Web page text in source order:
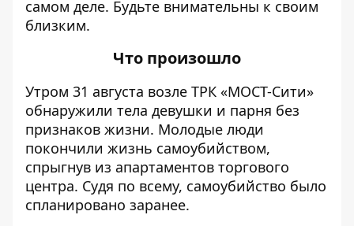
самом деле. Будьте внимательны к своим
близким.
Что произошло
Утром 31 августа возле ТРК «МОСТ-Сити»
обнаружили тела девушки и парня без
признаков жизни. Молодые люди
покончили жизнь самоубийством,
спрыгнув из апартаментов торгового
центра. Судя по всему, самоубийство было
спланировано заранее.